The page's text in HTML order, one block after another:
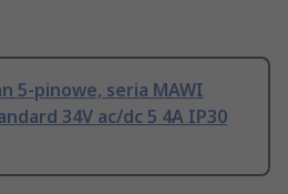
5-pinowe, seria MAWI
34V ac/dc 5 4A IP30